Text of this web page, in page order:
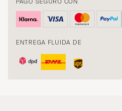
ENTREGA FLUIDA DE